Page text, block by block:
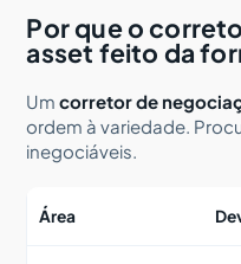
Por que o
asset feito da
Umcorretor de
ordem à variedade.
inegociáveis.
Área